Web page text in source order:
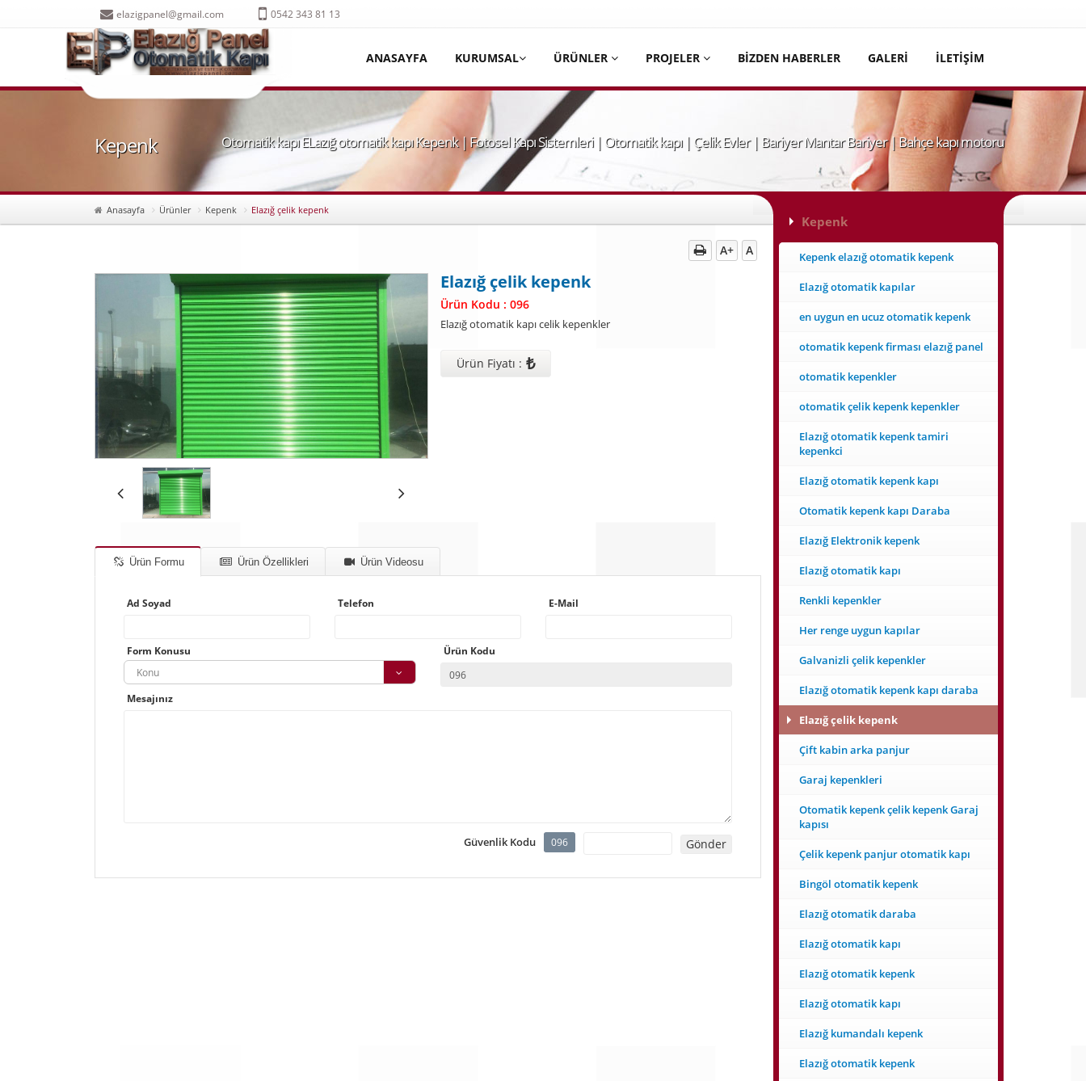
elazigpanel@gmail.com 0542 343 81 13
ANASAYFA KURUMSAL ÜRÜNLER PROJELER BİZDEN HABERLER GALERİ İLETİŞİM
Kepenk Otomatik kapı ELazığ otomatik kapı Kepenk | Fotosel Kapı Sistemleri | Otomatik kapı | Çelik Evler | Bariyer Mantar Bariyer | Bahçe kapı motoru
Anasayfa Ürünler Kepenk Elazığ çelik kepenk
A+ A
Elazığ çelik kepenk
Ürün Kodu : 096
Elazığ otomatik kapı celik kepenkler
Ürün Fiyatı : ₺
Ürün Formu Ürün Özellikleri Ürün Videosu
Ad Soyad Telefon E-Mail
Form Konusu
Konu
Ürün Kodu
Mesajınız
Güvenlik Kodu 096
Kepenk
Kepenk elazığ otomatik kepenk
Elazığ otomatik kapılar
en uygun en ucuz otomatik kepenk
otomatik kepenk firması elazığ panel
otomatik kepenkler
otomatik çelik kepenk kepenkler
Elazığ otomatik kepenk tamiri
kepenkci
Elazığ otomatik kepenk kapı
Otomatik kepenk kapı Daraba
Elazığ Elektronik kepenk
Elazığ otomatik kapı
Renkli kepenkler
Her renge uygun kapılar
Galvanizli çelik kepenkler
Elazığ otomatik kepenk kapı daraba
Elazığ çelik kepenk
Çift kabin arka panjur
Garaj kepenkleri
Otomatik kepenk çelik kepenk Garaj
kapısı
Çelik kepenk panjur otomatik kapı
Bingöl otomatik kepenk
Elazığ otomatik daraba
Elazığ otomatik kapı
Elazığ otomatik kepenk
Elazığ otomatik kapı
Elazığ kumandalı kepenk
Elazığ otomatik kepenk